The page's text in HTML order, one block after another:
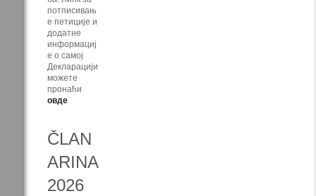
потписивањ
е петиције и
додатне
информациј
е о самој
Декларацији
можете
пронаћи
овде
ČLAN
ARINA
2026